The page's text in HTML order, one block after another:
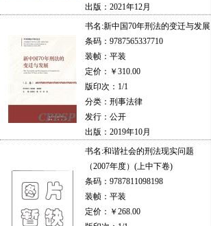
出版：2021年12月
书名:新中国70年刑法的变迁与发展
条码：9787565337710
装帧：平装
定价：￥310.00
版印次：1/1
分类：刑事法律
发行：公开
出版：2019年10月
书名:和谐社会的刑法现实问题
（2007年度）(上中下卷)
条码：9787811098198
装帧：平装
定价：￥268.00